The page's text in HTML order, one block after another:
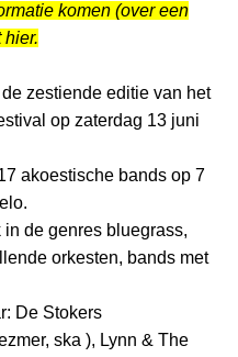
komen (over een
hier.
zestiende editie van het
op zaterdag 13 juni
akoestische bands op 7
in de genres bluegrass,
orkesten, bands met
De Stokers
ska ), Lynn & The